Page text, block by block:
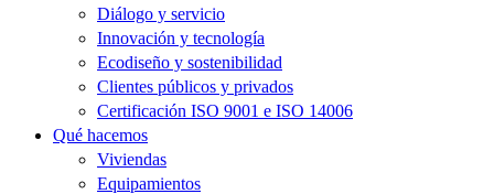
Diálogo y servicio
Innovación y tecnología
Ecodiseño y sostenibilidad
Clientes públicos y privados
Certificación ISO 9001 e ISO 14006
Qué hacemos
Viviendas
Equipamientos